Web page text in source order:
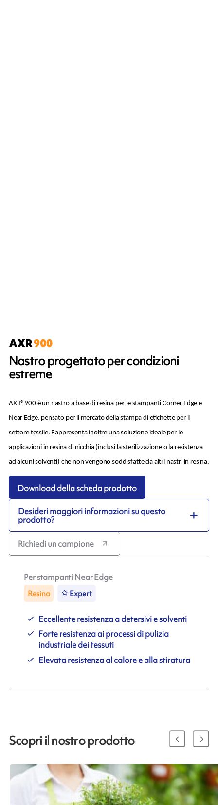
Nastro progettato per condizioni
estreme
AXR®900 è un nastro a base di resina per le stampanti Corner Edge e
Near Edge, pensato per il mercato della stampa di etichette per il
settore tessile. Rappresenta inoltre una soluzione ideale per le
applicazioni in resina di nicchia (inclusi la sterilizzazione o la resistenza
ad alcuni solventi) che non vengono soddisfatte da altri nastri in resina.
Download della scheda prodotto
Desideri maggiori informazioni su questo
prodotto?
Richiedi un campione
Per stampanti Near Edge
Resina Expert
Eccellente resistenza a detersivi e solventi
Forte resistenza ai processi di pulizia
industriale dei tessuti
Elevata resistenza al calore e alla stiratura
Scopri il nostro prodotto